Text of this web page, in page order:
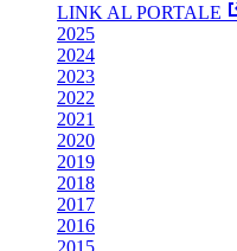
LINK AL PORTALE
2025
2024
2023
2022
2021
2020
2019
2018
2017
2016
2015